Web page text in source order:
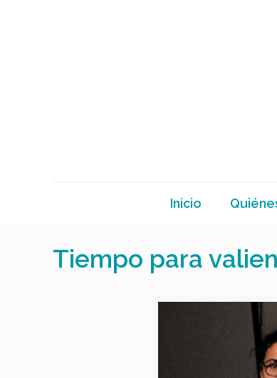
Inicio
Tiempo para